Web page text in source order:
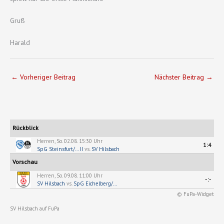
Gruß
Harald
← Vorheriger Beitrag Nächster Beitrag →
Rückblick
Herren, So. 02.08. 15:30 Uhr
SpG Steinsfurt/... II vs. SV Hilsbach
1:4
Vorschau
Herren, So. 09.08. 11:00 Uhr
SV Hilsbach vs. SpG Eichelberg/...
-:-
© FuPa-Widget
SV Hilsbach auf FuPa